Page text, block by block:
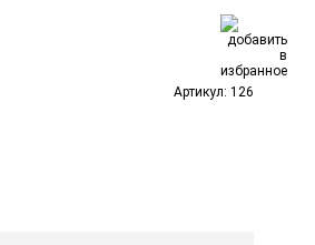
Артикул: 126